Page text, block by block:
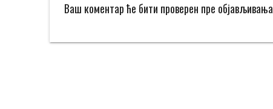
Ваш коментар ће бити проверен пре објављивања